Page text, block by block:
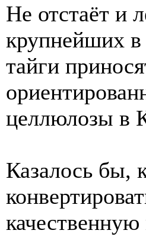
Не отстаёт и
крупнейших в
тайги
целлюлозы в
Казалось бы,